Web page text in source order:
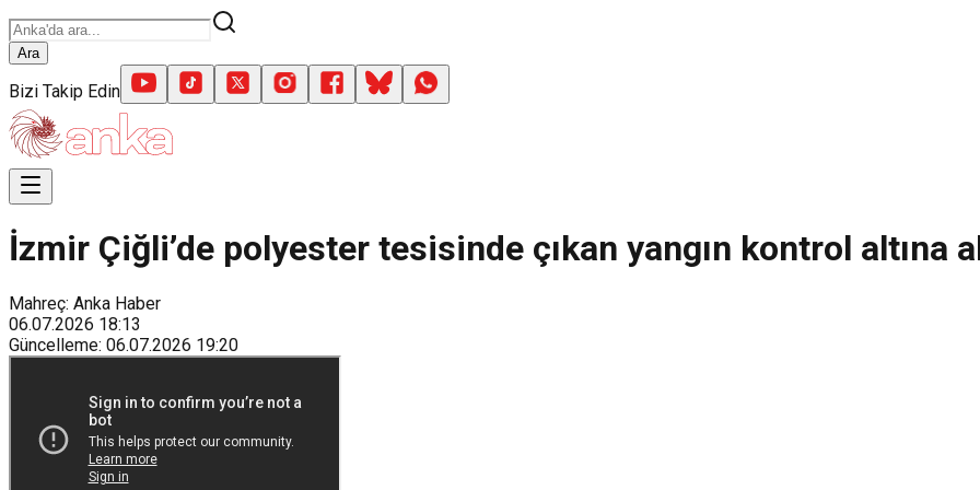
Ara
Bizi Takip Edin
İzmir Çiğli’de polyester tesisinde çıkan yangın kontrol altına
Mahreç: Anka Haber
06.07.2026 18:13
Güncelleme: 06.07.2026 19:20